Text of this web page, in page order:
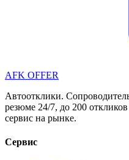
AFK OFFER
Автоотклики.
резюме 24/7, до 200
сервис на рынке.
Сервис